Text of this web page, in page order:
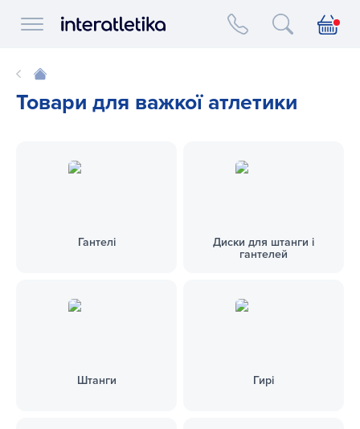
Interatletika logo
Товари для важкої атлетики
Гантелі
Диски для штанги і
гантелей
Штанги Гирі